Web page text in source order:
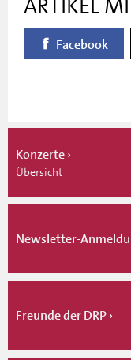
ARTIKEL
Facebook
Konzerte
Übersicht
Newsletter-
Freunde der DRP